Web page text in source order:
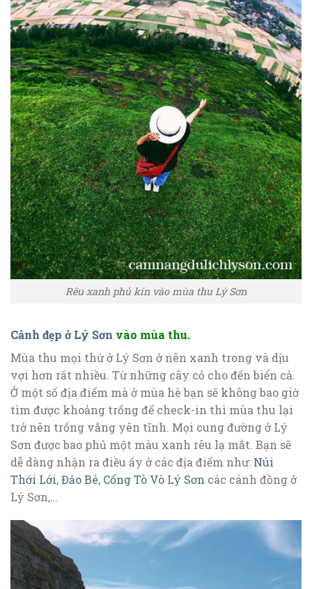
Rêu xanh phủ kín vào mùa thu Lý Sơn
Cảnh đẹp ở Lý Sơn vào mùa thu.
Mùa thu mọi thứ ở Lý Sơn ở nên xanh trong và dịu
vợi hơn rất nhiều. Từ những cây cỏ cho đến biển cả.
Ở một số địa điểm mà ở mùa hè bạn sẽ không bao giờ
tìm được khoảng trống để check-in thì mùa thu lại
trở nên trống vắng yên tĩnh. Mọi cung đường ở Lý
Sơn được bao phủ một màu xanh rêu lạ mắt. Bạn sẽ
dễ dàng nhận ra điều ấy ở các địa điểm như: Núi
Thới Lới,Đảo Bé, Cổng Tò Vò Lý Sơn các cánh đồng ở
Lý Sơn,…